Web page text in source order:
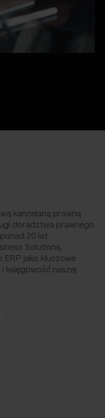
kancelarią prawną
doradztwa prawnego
20 lat
Solutions,
jako kluczowe
księgowość naszej